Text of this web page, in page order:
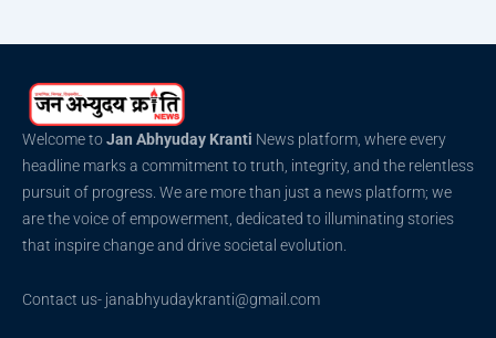
Welcome toJan Abhyuday Kranti News platform, where every
headline marks a commitment to truth, integrity, and the relentless
pursuit of progress. We are more than just a news platform; we
are the voice of empowerment, dedicated to illuminating stories
that inspire change and drive societal evolution.
Contact us- janabhyudaykranti@gmail.com